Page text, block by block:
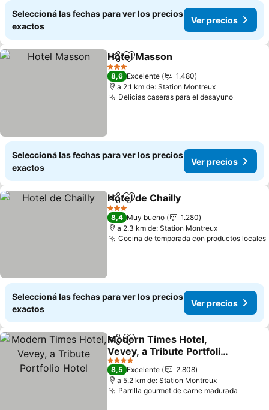
Seleccioná las fechas para ver los precios
exactos
Ver precios
CompartirAñadir a favoritos
Hotel Masson
3 Estrellas
8,6 Excelente
1.480
a 2.1 km de: Station Montreux
Delicias caseras para el desayuno
Seleccioná las fechas para ver los precios
exactos
Ver precios
CompartirAñadir a favoritos
Hotel de Chailly
3 Estrellas
8,4 Muy bueno
1.280
a 2.3 km de: Station Montreux
Cocina de temporada con productos locales
Seleccioná las fechas para ver los precios
exactos
Ver precios
CompartirAñadir a favoritos
Modern Times Hotel,
Vevey, a Tribute Portfolio
Hotel
4 Estrellas
8,5 Excelente
2.808
a 5.2 km de: Station Montreux
Parrilla gourmet de carne madurada